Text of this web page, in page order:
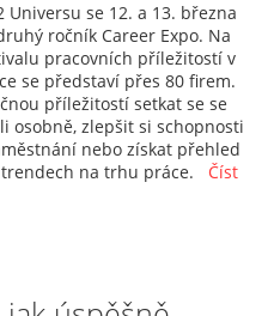
Universu se 12. a 13. března
ročník Career Expo. Na
pracovních příležitostí v
se představí přes 80 firem.
příležitostí setkat se se
osobně, zlepšit si schopnosti
nebo získat přehled
trendech na trhu práce. Číst